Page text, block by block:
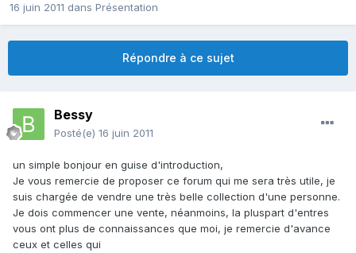
16 juin 2011 dans Présentation
Répondre à ce sujet
Bessy
Posté(e) 16 juin 2011
un simple bonjour en guise d'introduction,
Je vous remercie de proposer ce forum qui me sera très utile, je
suis chargée de vendre une très belle collection d'une personne.
Je dois commencer une vente, néanmoins, la pluspart d'entres
vous ont plus de connaissances que moi, je remercie d'avance
ceux et celles qui